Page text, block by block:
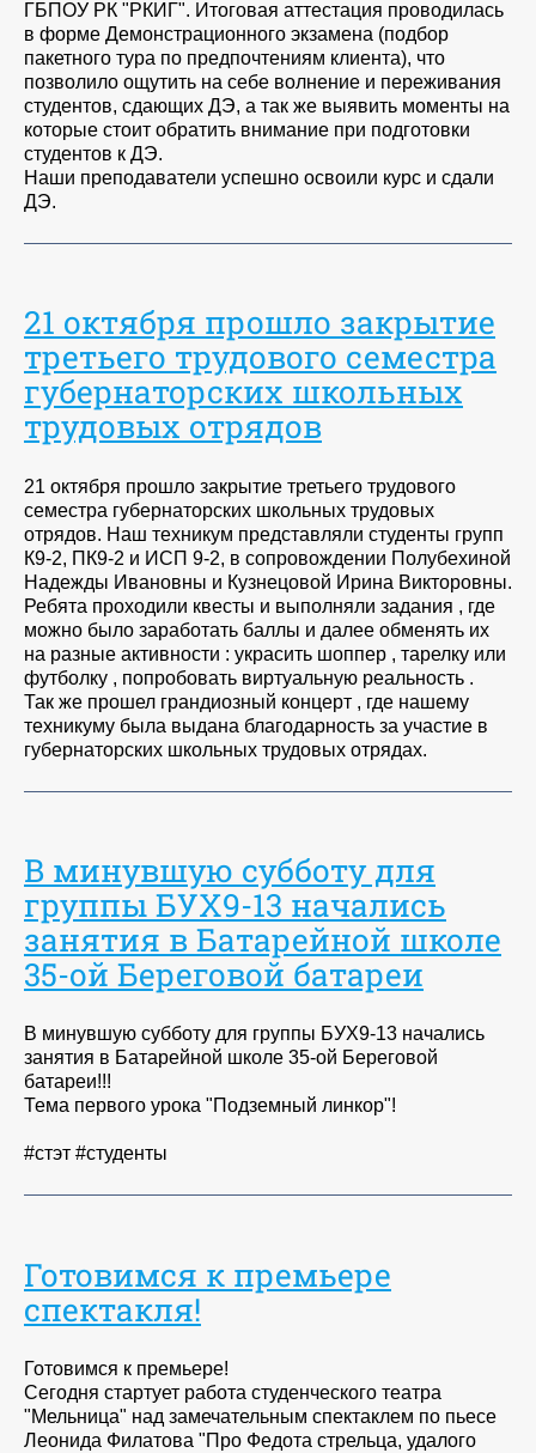
ГБПОУ РК "РКИГ". Итоговая аттестация проводилась
в форме Демонстрационного экзамена (подбор
пакетного тура по предпочтениям клиента), что
позволило ощутить на себе волнение и переживания
студентов, сдающих ДЭ, а так же выявить моменты на
которые стоит обратить внимание при подготовки
студентов к ДЭ.
Наши преподаватели успешно освоили курс и сдали
ДЭ.
21 октября прошло закрытие
третьего трудового семестра
губернаторских школьных
трудовых отрядов
21 октября прошло закрытие третьего трудового
семестра губернаторских школьных трудовых
отрядов. Наш техникум представляли студенты групп
К9-2, ПК9-2 и ИСП 9-2, в сопровождении Полубехиной
Надежды Ивановны и Кузнецовой Ирина Викторовны.
Ребята проходили квесты и выполняли задания , где
можно было заработать баллы и далее обменять их
на разные активности : украсить шоппер , тарелку или
футболку , попробовать виртуальную реальность .
Так же прошел грандиозный концерт , где нашему
техникуму была выдана благодарность за участие в
губернаторских школьных трудовых отрядах.
В минувшую субботу для
группы БУХ9-13 начались
занятия в Батарейной школе
35-ой Береговой батареи
В минувшую субботу для группы БУХ9-13 начались
занятия в Батарейной школе 35-ой Береговой
батареи!!!
Тема первого урока "Подземный линкор"!
#стэт #студенты
Готовимся к премьере
спектакля!
Готовимся к премьере!
Сегодня стартует работа студенческого театра
"Мельница" над замечательным спектаклем по пьесе
Леонида Филатова "Про Федота стрельца, удалого